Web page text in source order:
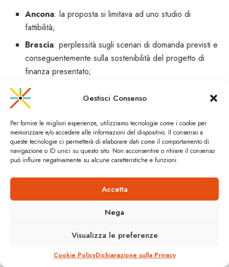
Gestisci Consenso
Per fornire le migliori esperienze, utilizziamo tecnologie come i cookie per
memorizzare e/o accedere alle informazioni del dispositivo. Il consenso a
queste tecnologie ci permetterà di elaborare dati come il comportamento di
navigazione o ID unici su questo sito. Non acconsentire o ritirare il consenso
può influire negativamente su alcune caratteristiche e funzioni.
Accetta
Nega
Visualizza le preferenze
Cookie PolicyDichiarazione sulla Privacy
Ancona: la proposta si limitava ad uno studio di
fattibilità;
Brescia: perplessità sugli scenari di domanda previsti e
conseguentemente sulla sostenibilità del progetto di
finanza presentato;
Firenze
tratta 3.2.2 Verrazzano – Rovezzano;
Genova: entrambe le proposte si limitavano ad uno
studio di fattibilità. Il gruppo istruttorio avrebbe ravvisato
la necessità di approfondire il livello progettuale sia
degli “Assi di forza” sia del collegamento “Aeroporto –
Città metropolitana diNapoli: la proposta si limitava ad
: perplessità sono state espresse sulla funzionalità
– via Lanza – largo Corrado Ricci/Museo dei Fori